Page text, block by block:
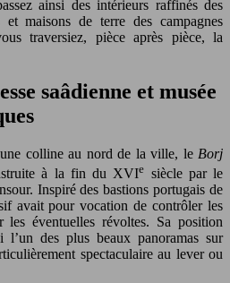
ainsi des intérieurs raffinés des
maisons de terre des campagnes
traversiez, pièce après pièce, la
saâdienne et musée
colline au nord de la ville, le Borj
à la fin du XVIe siècle par le
Inspiré des bastions portugais de
avait pour vocation de contrôler les
éventuelles révoltes. Sa position
l’un des plus beaux panoramas sur
spectaculaire au lever ou